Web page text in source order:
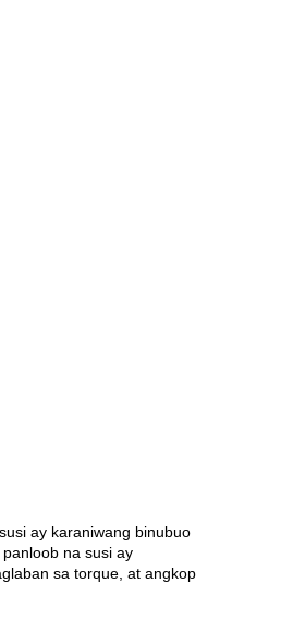
ay karaniwang binubuo
na susi ay
sa torque, at angkop